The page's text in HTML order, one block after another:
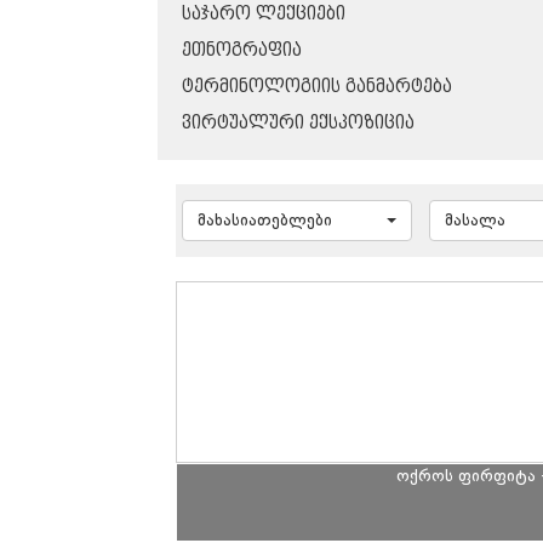
ᲡᲐᲯᲐᲠᲝ ᲚᲔᲥᲪᲘᲔᲑᲘ
ᲔᲗᲜᲝᲒᲠᲐᲤᲘᲐ
ᲢᲔᲠᲛᲘᲜᲝᲚᲝᲒᲘᲘᲡ ᲒᲐᲜᲛᲐᲠᲢᲔᲑᲐ
ᲕᲘᲠᲢᲣᲐᲚᲣᲠᲘ ᲔᲥᲡᲞᲝᲖᲘᲪᲘᲐ
მახასიათებლები მასალა
ოქროს ფირფიტა